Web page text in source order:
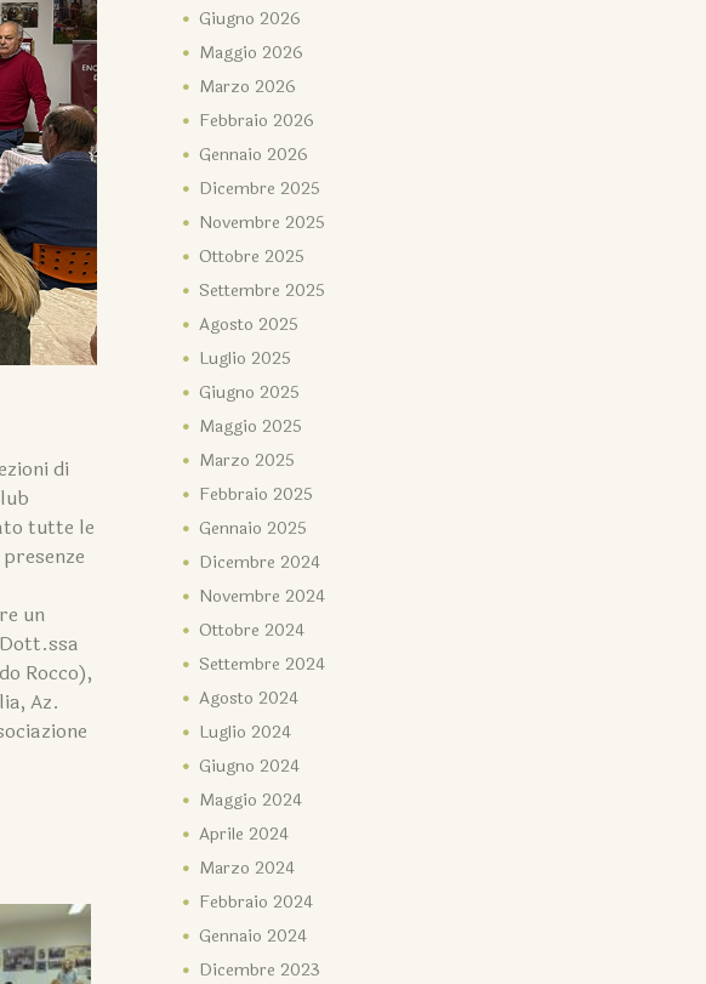
di
tutte le
un
Rocco),
Az.
Giugno 2026
Maggio 2026
Marzo 2026
Febbraio 2026
Gennaio 2026
Dicembre 2025
Novembre 2025
Ottobre 2025
Settembre 2025
Agosto 2025
Luglio 2025
Giugno 2025
Maggio 2025
Marzo 2025
Febbraio 2025
Gennaio 2025
Dicembre 2024
Novembre 2024
Ottobre 2024
Settembre 2024
Agosto 2024
Luglio 2024
Giugno 2024
Maggio 2024
Aprile 2024
Marzo 2024
Febbraio 2024
Gennaio 2024
Dicembre 2023